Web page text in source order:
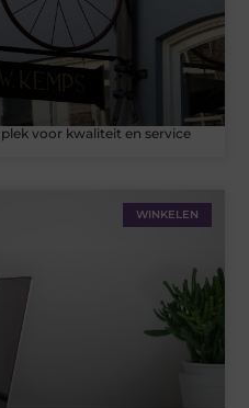
voor kwaliteit en service
WINKELEN